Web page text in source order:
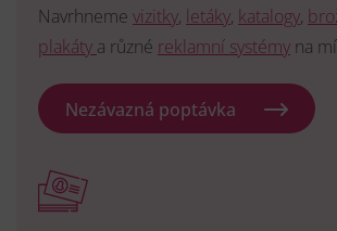
Navrhneme vizitky, letáky, katalogy,
plakáty a různé reklamní systémy na
Nezávazná poptávka